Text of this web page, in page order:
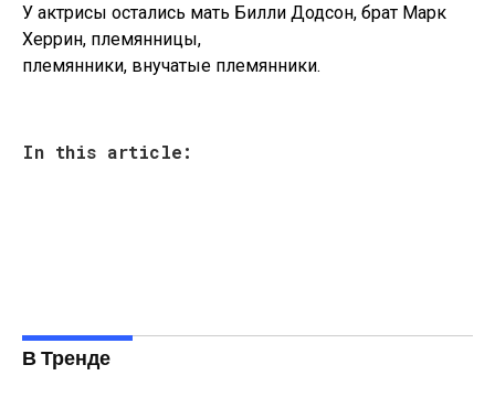
У актрисы остались мать Билли Додсон, брат Марк
Херрин, племянницы,
племянники, внучатые племянники.
In this article:
В Тренде